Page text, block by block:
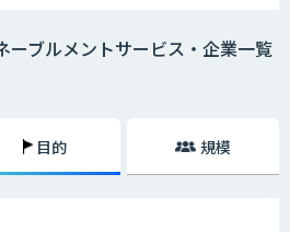
なくマーケティング部門やCRMなど、あら
の連携をシームレスにし、AIを活用する
ータや類似企業のデータなどをもとに将
ーブルメントサービス・企業一覧
目的 規模